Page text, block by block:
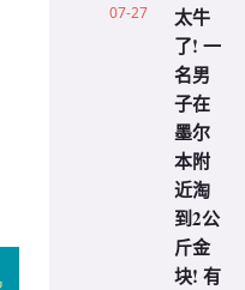
07-27
太牛
了! 一
名男
子在
墨尔
本附
近淘
到2公
斤金
块! 有